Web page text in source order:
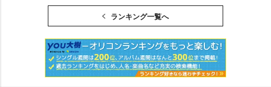
ランキング一覧へ